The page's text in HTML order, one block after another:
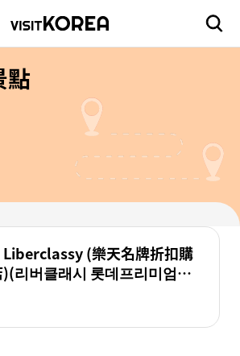
點
(樂天名牌折扣購
리버클래시 롯데프리미엄아